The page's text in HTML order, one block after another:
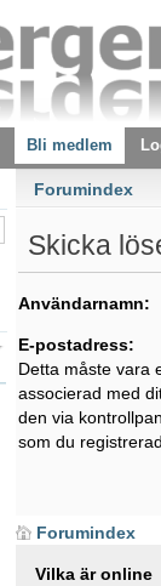
Bli medlem
Forumindex
Skicka
Användarnamn:
E-postadress:
Detta måste vara
associerad med
den via
som du
Forumindex
Vilka är online